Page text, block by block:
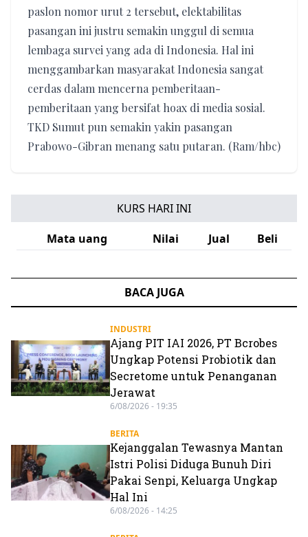
paslon nomor urut 2 tersebut, elektabilitas
pasangan ini justru semakin unggul di semua
lembaga survei yang ada di Indonesia. Hal ini
menggambarkan masyarakat Indonesia sangat
cerdas dalam mencerna pemberitaan-
pemberitaan yang bersifat hoax di media sosial.
TKD Sumut pun semakin yakin pasangan
Prabowo-Gibran menang satu putaran. (Ram/hbc)
KURS HARI INI
Mata uang
Nilai Jual Beli
BACA JUGA
INDUSTRI
Ajang PIT IAI 2026, PT Bcrobes
Ungkap Potensi Probiotik dan
Secretome untuk Penanganan
Jerawat
6/08/2026 - 19:35
BERITA
Kejanggalan Tewasnya Mantan
Istri Polisi Diduga Bunuh Diri
Pakai Senpi, Keluarga Ungkap
Hal Ini
6/08/2026 - 14:25